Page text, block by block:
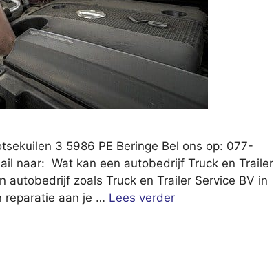
3 5986 PE Beringe Bel ons op: 077-
naar: Wat kan een autobedrijf Truck en Trailer
autobedrijf zoals Truck en Trailer Service BV in
reparatie aan je … Lees verder